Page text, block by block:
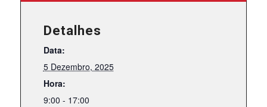
Detalhes
Data:
5 Dezembro, 2025
Hora:
9:00 - 17:00